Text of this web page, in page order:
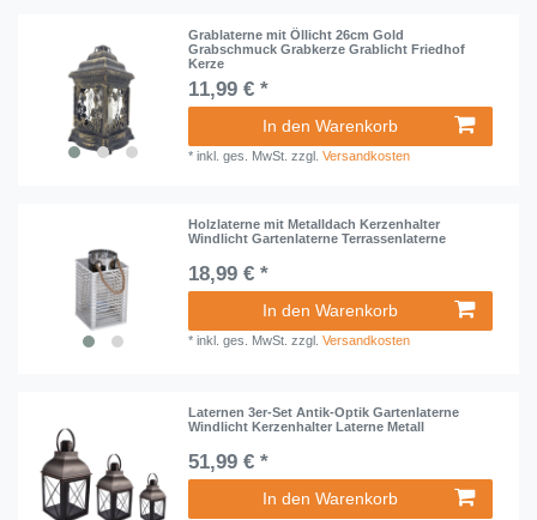
Grablaterne mit Öllicht 26cm Gold
Grabschmuck Grabkerze Grablicht Friedhof
Kerze
11,99 € *
In den Warenkorb
*inkl. ges. MwSt. zzgl.Versandkosten
Holzlaterne mit Metalldach Kerzenhalter
Windlicht Gartenlaterne Terrassenlaterne
18,99 € *
In den Warenkorb
*inkl. ges. MwSt. zzgl.Versandkosten
Laternen 3er-Set Antik-Optik Gartenlaterne
Windlicht Kerzenhalter Laterne Metall
51,99 € *
In den Warenkorb